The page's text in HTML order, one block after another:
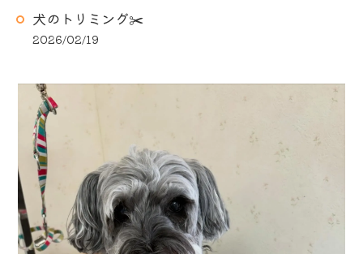
犬のトリミング✂️
2026/02/19